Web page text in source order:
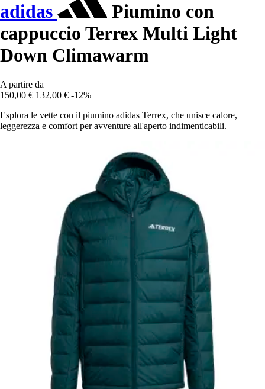
adidas
Piumino con
cappuccio Terrex Multi Light
Down Climawarm
A partire da
150,00 € 132,00 € -12%
Esplora le vette con il piumino adidas Terrex, che unisce calore,
leggerezza e comfort per avventure all'aperto indimenticabili.